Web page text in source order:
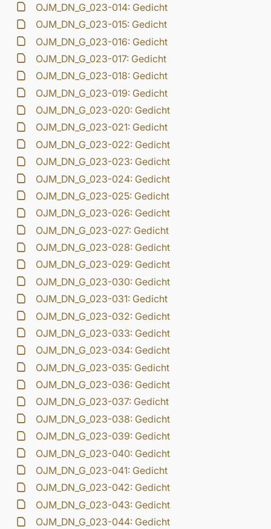
OJM_DN_G_023-014: Gedicht
OJM_DN_G_023-015: Gedicht
OJM_DN_G_023-016: Gedicht
OJM_DN_G_023-017: Gedicht
OJM_DN_G_023-018: Gedicht
OJM_DN_G_023-019: Gedicht
OJM_DN_G_023-020: Gedicht
OJM_DN_G_023-021: Gedicht
OJM_DN_G_023-022: Gedicht
OJM_DN_G_023-023: Gedicht
OJM_DN_G_023-024: Gedicht
OJM_DN_G_023-025: Gedicht
OJM_DN_G_023-026: Gedicht
OJM_DN_G_023-027: Gedicht
OJM_DN_G_023-028: Gedicht
OJM_DN_G_023-029: Gedicht
OJM_DN_G_023-030: Gedicht
OJM_DN_G_023-031: Gedicht
OJM_DN_G_023-032: Gedicht
OJM_DN_G_023-033: Gedicht
OJM_DN_G_023-034: Gedicht
OJM_DN_G_023-035: Gedicht
OJM_DN_G_023-036: Gedicht
OJM_DN_G_023-037: Gedicht
OJM_DN_G_023-038: Gedicht
OJM_DN_G_023-039: Gedicht
OJM_DN_G_023-040: Gedicht
OJM_DN_G_023-041: Gedicht
OJM_DN_G_023-042: Gedicht
OJM_DN_G_023-043: Gedicht
OJM_DN_G_023-044: Gedicht